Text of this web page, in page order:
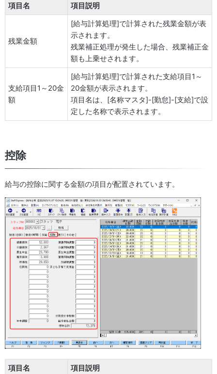
項目名 項目説明
残業金額
[給与計算処理]で計算された残業金額が表
示されます。
残業補正処理が発生した場合、残業補正金
額も上乗せされます。
支給項目1～20金
額
[給与計算処理]で計算された支給項目1～
20金額が表示されます。
項目名は、[名称マスタ]-[勤怠]-[支給]で設
定した名称で表示されます。
控除
給与の控除に関する金額の項目が配置されています。
項目名 項目説明